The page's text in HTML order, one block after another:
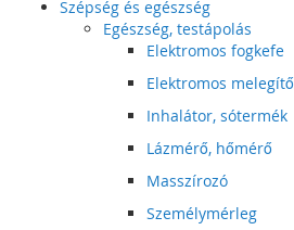
Szépség és egészség
Egészség, testápolás
Elektromos fogkefe
Elektromos melegítő
Inhalátor, sótermék
Lázmérő, hőmérő
Masszírozó
Személymérleg